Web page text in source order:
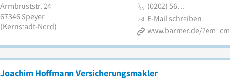
Armbruststr. 24
67346 Speyer
(Kernstadt-Nord)
(0202) 56…
E-Mail schreiben
Joachim Hoffmann Versicherungsmakler